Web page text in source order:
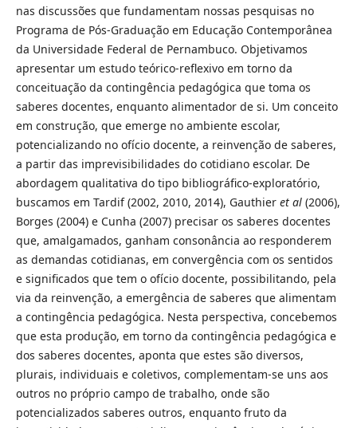
nas discussões que fundamentam nossas pesquisas no
Programa de Pós-Graduação em Educação Contemporânea
da Universidade Federal de Pernambuco. Objetivamos
apresentar um estudo teórico-reflexivo em torno da
conceituação da contingência pedagógica que toma os
saberes docentes, enquanto alimentador de si. Um conceito
em construção, que emerge no ambiente escolar,
potencializando no ofício docente, a reinvenção de saberes,
a partir das imprevisibilidades do cotidiano escolar. De
abordagem qualitativa do tipo bibliográfico-exploratório,
buscamos em Tardif (2002, 2010, 2014), Gauthier et al(2006),
Borges (2004) e Cunha (2007) precisar os saberes docentes
que, amalgamados, ganham consonância ao responderem
as demandas cotidianas, em convergência com os sentidos
e significados que tem o ofício docente, possibilitando, pela
via da reinvenção, a emergência de saberes que alimentam
a contingência pedagógica. Nesta perspectiva, concebemos
que esta produção, em torno da contingência pedagógica e
dos saberes docentes, aponta que estes são diversos,
plurais, individuais e coletivos, complementam-se uns aos
outros no próprio campo de trabalho, onde são
potencializados saberes outros, enquanto fruto da